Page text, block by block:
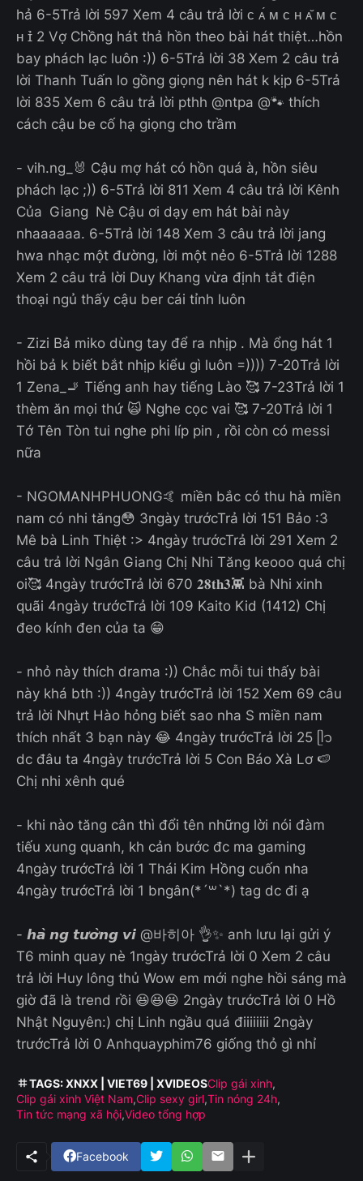
hả 6-5Trả lời 597 Xem 4 câu trả lời ᴄ ᴀ́ ᴍ ᴄ ʜ ᴀ̆ ᴍ ᴄ
ʜ ɪ̉ 2 Vợ Chồng hát thả hồn theo bài hát thiệt…hồn
bay phách lạc luôn :)) 6-5Trả lời 38 Xem 2 câu trả
lời Thanh Tuấn lo gồng giọng nên hát k kịp 6-5Trả
lời 835 Xem 6 câu trả lời pthh @ntpa @🐾 thích
cách cậu be cố hạ giọng cho trầm
- vih.ng_🐰 Cậu mợ hát có hồn quá à, hồn siêu
phách lạc ;)) 6-5Trả lời 811 Xem 4 câu trả lời Kênh
Của Giang Nè Cậu ơi dạy em hát bài này
nhaaaaaa. 6-5Trả lời 148 Xem 3 câu trả lời jang
hwa nhạc một đường, lời một nẻo 6-5Trả lời 1288
Xem 2 câu trả lời Duy Khang vừa định tắt điện
thoại ngủ thấy cậu ber cái tỉnh luôn
- Zizi Bả miko dùng tay để ra nhịp . Mà ổng hát 1
hồi bả k biết bắt nhịp kiểu gì luôn =)))) 7-20Trả lời
1 Zena_🚬 Tiếng anh hay tiếng Lào 🥰 7-23Trả lời 1
thèm ăn mọi thứ 🙀 Nghe cọc vai 🥰 7-20Trả lời 1
Tớ Tên Tòn tui nghe phi líp pin , rồi còn có messi
nữa
- NGOMANHPHUONG🤙 miền bắc có thu hà miền
nam có nhi tăng😳 3ngày trướcTrả lời 151 Bảo :3
Mê bà Linh Thiệt :> 4ngày trướcTrả lời 291 Xem 2
câu trả lời Ngân Giang Chị Nhi Tăng keooo quá chị
oi🥰 4ngày trướcTrả lời 670 𝟐𝟖𝐭𝐡𝟑👾 bà Nhi xinh
quãi 4ngày trướcTrả lời 109 Kaito Kid (1412) Chị
đeo kính đen của ta 😁
- nhỏ này thích drama :)) Chắc mỗi tui thấy bài
này khá bth :)) 4ngày trướcTrả lời 152 Xem 69 câu
trả lời Nhựt Hào hỏng biết sao nha S miền nam
thích nhất 3 bạn này 😂 4ngày trướcTrả lời 25 ᥫ᭡
dc đâu ta 4ngày trướcTrả lời 5 Con Báo Xà Lơ 🍉
Chị nhi xênh qué
- khi nào tăng cân thì đổi tên những lời nói đàm
tiếu xung quanh, kh cản bước đc ma gaming
4ngày trướcTrả lời 1 Thái Kim Hồng cuốn nha
4ngày trướcTrả lời 1 bngân(*´꒳`*) tag dc đi ạ
- 𝙝𝙖̀ 𝙣𝙜 𝙩𝙪̛𝙤̛̀𝙣𝙜 𝙫𝙞 @바히아 👌✨ anh lưu lại gửi ý
T6 minh quay nè 1ngày trướcTrả lời 0 Xem 2 câu
trả lời Huy lông thủ Wow em mới nghe hồi sáng mà
giờ đã là trend rồi 😆😆😆 2ngày trướcTrả lời 0 Hồ
Nhật Nguyên:) chị Linh ngầu quá điiiiiiii 2ngày
trướcTrả lời 0 Anhquayphim76 giống thỏ gì nhỉ
TAGS: XNXX | VIET69 | XVIDEOSClip gái xinh
Clip gái xinh Việt Nam Clip sexy girl Tin nóng 24h
Tin tức mạng xã hội Video tổng hợp
Facebook